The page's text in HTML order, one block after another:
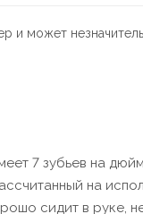
и может
7 зубьев на
на
сидит в руке,